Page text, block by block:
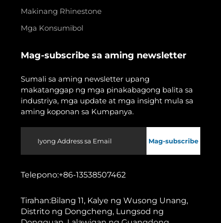
Makinang Rhinestone
Mga Konsumibol
Mag-subscribe sa aming newsletter
Sumali sa aming newsletter upang
makatanggap ng mga pinakabagong balita sa
industriya, mga update at mga insight mula sa
aming koponan sa Kumpanya.
Mag-subscribe
Telepono:+86-13538507462
Tirahan:Bilang 11, Kalye ng Wusong Unang,
Distrito ng Dongcheng, Lungsod ng